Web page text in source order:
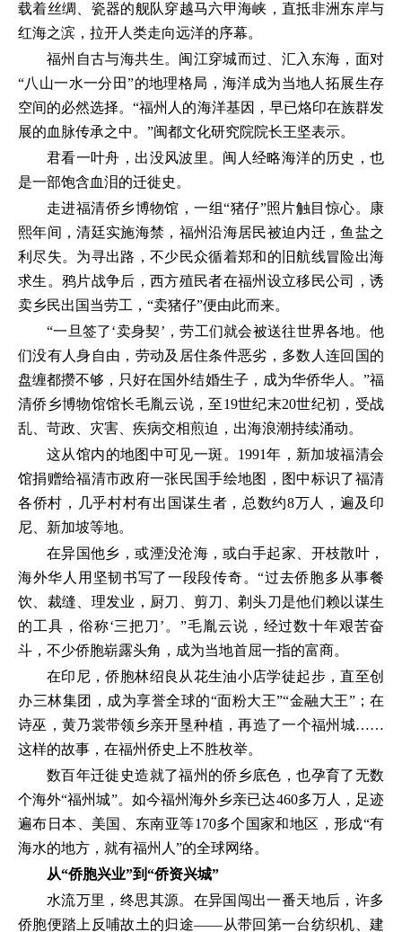
载着丝绸、瓷器的舰队穿越马六甲海峡，直抵非洲东岸与
红海之滨，拉开人类走向远洋的序幕。
福州自古与海共生。闽江穿城而过、汇入东海，面对
“八山一水一分田”的地理格局，海洋成为当地人拓展生存
空间的必然选择。“福州人的海洋基因，早已烙印在族群发
展的血脉传承之中。”闽都文化研究院院长王坚表示。
君看一叶舟，出没风波里。闽人经略海洋的历史，也
是一部饱含血泪的迁徙史。
走进福清侨乡博物馆，一组“猪仔”照片触目惊心。康
熙年间，清廷实施海禁，福州沿海居民被迫内迁，鱼盐之
利尽失。为寻出路，不少民众循着郑和的旧航线冒险出海
求生。鸦片战争后，西方殖民者在福州设立移民公司，诱
卖乡民出国当劳工，“卖猪仔”便由此而来。
“一旦签了‘卖身契’，劳工们就会被送往世界各地。他
们没有人身自由，劳动及居住条件恶劣，多数人连回国的
盘缠都攒不够，只好在国外结婚生子，成为华侨华人。”福
清侨乡博物馆馆长毛胤云说，至19世纪末20世纪初，受战
乱、苛政、灾害、疾病交相煎迫，出海浪潮持续涌动。
这从馆内的地图中可见一斑。1991年，新加坡福清会
馆捐赠给福清市政府一张民国手绘地图，图中标识了福清
各侨村，几乎村村有出国谋生者，总数约8万人，遍及印
尼、新加坡等地。
在异国他乡，或湮没沧海，或白手起家、开枝散叶，
海外华人用坚韧书写了一段段传奇。“过去侨胞多从事餐
饮、裁缝、理发业，厨刀、剪刀、剃头刀是他们赖以谋生
的工具，俗称‘三把刀’。”毛胤云说，经过数十年艰苦奋
斗，不少侨胞崭露头角，成为当地首屈一指的富商。
在印尼，侨胞林绍良从花生油小店学徒起步，直至创
办三林集团，成为享誉全球的“面粉大王”“金融大王”；在
诗巫，黄乃裳带领乡亲开垦种植，再造了一个福州城……
这样的故事，在福州侨史上不胜枚举。
数百年迁徙史造就了福州的侨乡底色，也孕育了无数
个海外“福州城”。如今福州海外乡亲已达460多万人，足迹
遍布日本、美国、东南亚等170多个国家和地区，形成“有
海水的地方，就有福州人”的全球网络。
从“侨胞兴业”到“侨资兴城”
水流万里，终思其源。在异国闯出一番天地后，许多
侨胞便踏上反哺故土的归途——从带回第一台纺织机、建